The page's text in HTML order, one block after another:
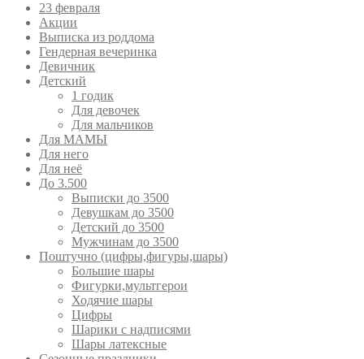
23 февраля
Акции
Выписка из роддома
Гендерная вечеринка
Девичник
Детский
1 годик
Для девочек
Для мальчиков
Для МАМЫ
Для него
Для неё
До 3.500
Выписки до 3500
Девушкам до 3500
Детский до 3500
Мужчинам до 3500
Поштучно (цифры,фигуры,шары)
Большие шары
Фигурки,мультгерои
Ходячие шары
Цифры
Шарики с надписями
Шары латексные